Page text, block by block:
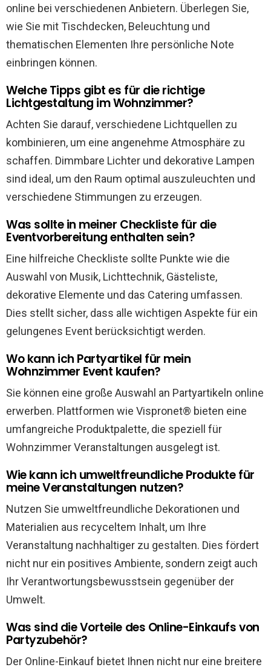
online bei verschiedenen Anbietern. Überlegen Sie,
wie Sie mit Tischdecken, Beleuchtung und
thematischen Elementen Ihre persönliche Note
einbringen können.
Welche Tipps gibt es für die richtige
Lichtgestaltung im Wohnzimmer?
Achten Sie darauf, verschiedene Lichtquellen zu
kombinieren, um eine angenehme Atmosphäre zu
schaffen. Dimmbare Lichter und dekorative Lampen
sind ideal, um den Raum optimal auszuleuchten und
verschiedene Stimmungen zu erzeugen.
Was sollte in meiner Checkliste für die
Eventvorbereitung enthalten sein?
Eine hilfreiche Checkliste sollte Punkte wie die
Auswahl von Musik, Lichttechnik, Gästeliste,
dekorative Elemente und das Catering umfassen.
Dies stellt sicher, dass alle wichtigen Aspekte für ein
gelungenes Event berücksichtigt werden.
Wo kann ich Partyartikel für mein
Wohnzimmer Event kaufen?
Sie können eine große Auswahl an Partyartikeln online
erwerben. Plattformen wie Vispronet® bieten eine
umfangreiche Produktpalette, die speziell für
Wohnzimmer Veranstaltungen ausgelegt ist.
Wie kann ich umweltfreundliche Produkte für
meine Veranstaltungen nutzen?
Nutzen Sie umweltfreundliche Dekorationen und
Materialien aus recyceltem Inhalt, um Ihre
Veranstaltung nachhaltiger zu gestalten. Dies fördert
nicht nur ein positives Ambiente, sondern zeigt auch
Ihr Verantwortungsbewusstsein gegenüber der
Umwelt.
Was sind die Vorteile des Online-Einkaufs von
Partyzubehör?
Der Online-Einkauf bietet Ihnen nicht nur eine breitere